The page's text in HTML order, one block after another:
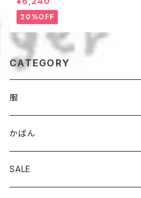
20%OFF
CATEGORY
服
パンツ
スカート
かばん
トート
SALE